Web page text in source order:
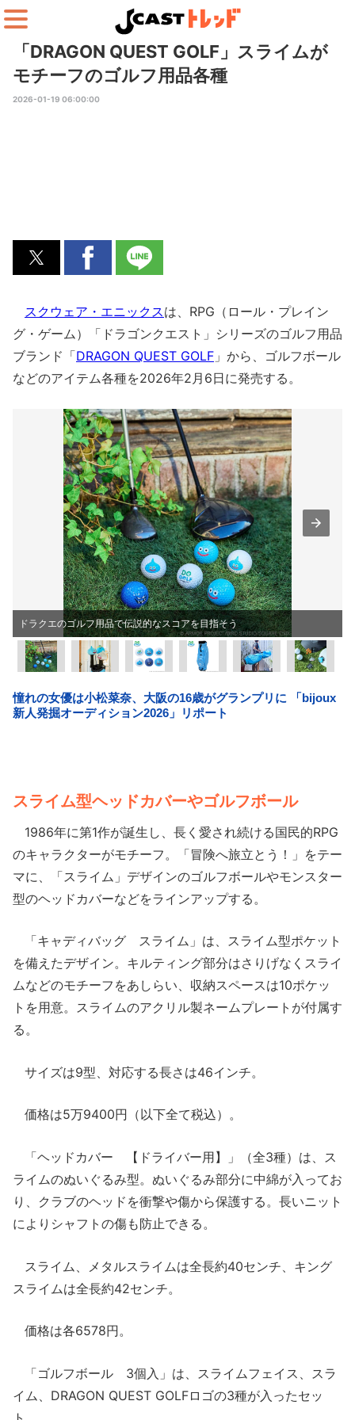
「DRAGON QUEST GOLF」スライムが
モチーフのゴルフ用品各種
2026-01-19 06:00:00
スクウェア・エニックスは、RPG（ロール・プレイン
グ・ゲーム）「ドラゴンクエスト」シリーズのゴルフ用品
ブランド「DRAGON QUEST GOLF 」から、ゴルフボール
などのアイテム各種を2026年2月6日に発売する。
ドラクエのゴルフ用品で伝説的なスコアを目指そう
スライム型ヘッドカバーやゴルフボール
1986年に第1作が誕生し、長く愛され続ける国民的RPG
のキャラクターがモチーフ。「冒険へ旅立とう！」をテー
マに、「スライム」デザインのゴルフボールやモンスター
型のヘッドカバーなどをラインアップする。
「キャディバッグ スライム」は、スライム型ポケット
を備えたデザイン。キルティング部分はさりげなくスライ
ムなどのモチーフをあしらい、収納スペースは10ポケッ
トを用意。スライムのアクリル製ネームプレートが付属す
る。
サイズは9型、対応する長さは46インチ。
価格は5万9400円（以下全て税込）。
「ヘッドカバー 【ドライバー用】」（全3種）は、ス
ライムのぬいぐるみ型。ぬいぐるみ部分に中綿が入ってお
り、クラブのヘッドを衝撃や傷から保護する。長いニット
によりシャフトの傷も防止できる。
スライム、メタルスライムは全長約40センチ、キング
スライムは全長約42センチ。
価格は各6578円。
「ゴルフボール 3個入」は、スライムフェイス、スラ
イム、DRAGON QUEST GOLFロゴの3種が入ったセッ